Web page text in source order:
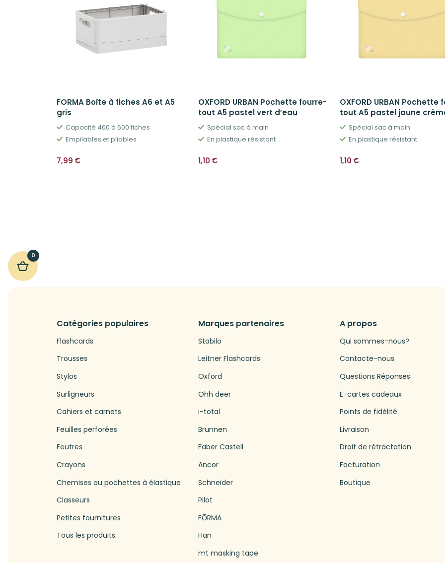
FORMA Boîte à fiches A6 et A5
gris
Capacité 400 à 600 fiches
Empilables et pliables
7,99 €
OXFORD URBAN Pochette fourre-
tout A5 pastel vert d’eau
Spécial sac à main
En plastique résistant
1,10€
OXFORD URBAN Pochette
tout A5 pastel jaune
Spécial sac à main
En plastique résistant
1,10€
0
Catégories populaires
Flashcards
Trousses
Stylos
Surligneurs
Cahiers et carnets
Feuilles perforées
Feutres
Crayons
Chemises ou pochettes à élastique
Classeurs
Petites fournitures
Tous les produits
Marques partenaires
Stabilo
Leitner Flashcards
Oxford
Ohh deer
i-total
Brunnen
Faber Castell
Ancor
Schneider
Pilot
FŌRMA
Han
mt masking tape
A propos
Qui sommes-nous?
Contacte-nous
Questions Réponses
E-cartes cadeaux
Points de fidélité
Livraison
Droit de rétractation
Facturation
Boutique